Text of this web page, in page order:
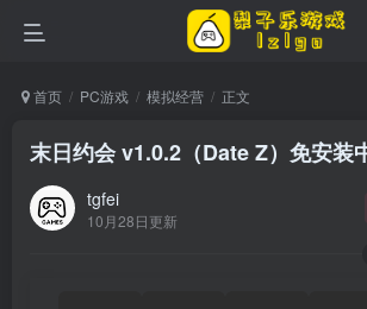
首页 PC游戏 模拟经营 正文
末日约会 v1.0.2（Date Z）免安装
tgfei
10月28日更新